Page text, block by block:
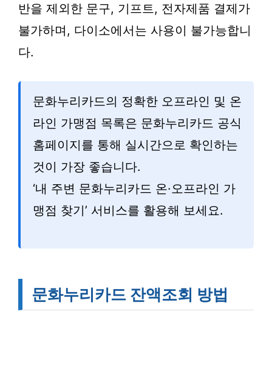
반을 제외한 문구, 기프트, 전자제품 결제가
불가하며, 다이소에서는 사용이 불가능합니
다.
문화누리카드의 정확한 오프라인 및 온
라인 가맹점 목록은 문화누리카드 공식
홈페이지를 통해 실시간으로 확인하는
것이 가장 좋습니다.
‘내 주변 문화누리카드 온·오프라인 가
맹점 찾기’ 서비스를 활용해 보세요.
문화누리카드 잔액조회 방법